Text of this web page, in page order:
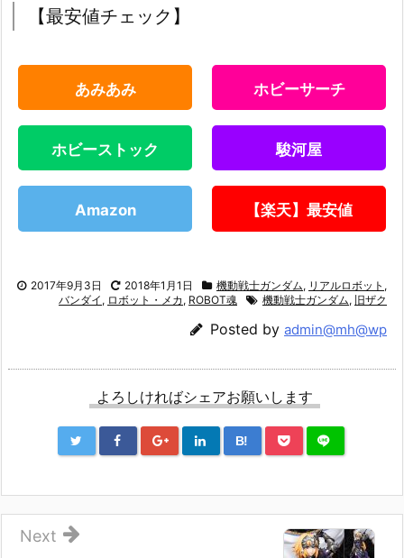
【最安値チェック】
あみあみ ホビーサーチ
ホビーストック 駿河屋
Amazon 【楽天】最安値
2017年9月3日 2018年1月1日 機動戦士ガンダム, リアルロボット ,
バンダイ , ロボット・メカ , ROBOT魂 機動戦士ガンダム, 旧ザク
Posted by admin@mh@wp
よろしければシェアお願いします
B!
Next